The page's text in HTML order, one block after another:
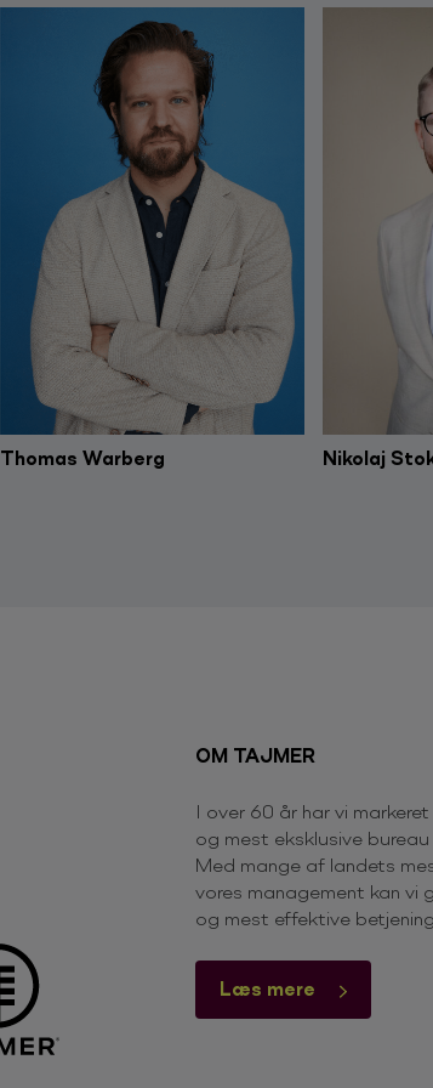
Thomas Warberg Nikolaj
OM TAJMER
I over 60 år har vi
og mest eksklusive bureau
Med mange af landets
vores management kan vi
og mest effektive betjening.
Læs mere